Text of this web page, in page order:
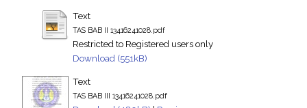
Text
TAS BAB II 13416241028.pdf
Restricted to Registered users only
Download (551kB)
Text
TAS BAB III 13416241028.pdf